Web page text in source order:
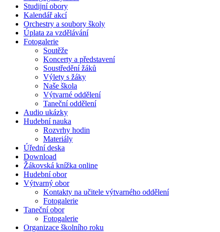
Studijní obory
Kalendář akcí
Orchestry a soubory školy
Úplata za vzdělávání
Fotogalerie
Soutěže
Koncerty a představení
Soustředění žáků
Výlety s žáky
Naše škola
Výtvarné oddělení
Taneční oddělení
Audio ukázky
Hudební nauka
Rozvrhy hodin
Materiály
Úřední deska
Download
Žákovská knížka online
Hudební obor
Výtvarný obor
Kontakty na učitele výtvarného oddělení
Fotogalerie
Taneční obor
Fotogalerie
Organizace školního roku